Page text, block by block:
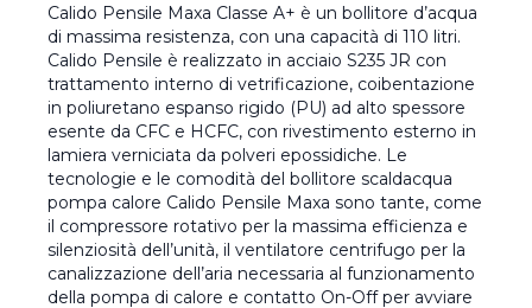
Calido Pensile Maxa Classe A+ è un bollitore d’acqua
di massima resistenza, con una capacità di 110 litri.
Calido Pensile è realizzato in acciaio S235 JR con
trattamento interno di vetrificazione, coibentazione
in poliuretano espanso rigido (PU) ad alto spessore
esente da CFC e HCFC, con rivestimento esterno in
lamiera verniciata da polveri epossidiche. Le
tecnologie e le comodità del bollitore scaldacqua
pompa calore Calido Pensile Maxa sono tante, come
il compressore rotativo per la massima efficienza e
silenziosità dell’unità, il ventilatore centrifugo per la
canalizzazione dell’aria necessaria al funzionamento
della pompa di calore e contatto On-Off per avviare